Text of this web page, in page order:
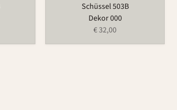
Schüssel 503B
Dekor 000
€ 32,00